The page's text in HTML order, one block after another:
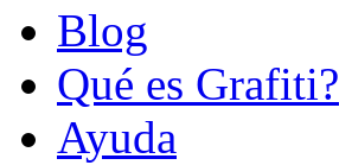
Blog
Qué es Grafiti?
Ayuda